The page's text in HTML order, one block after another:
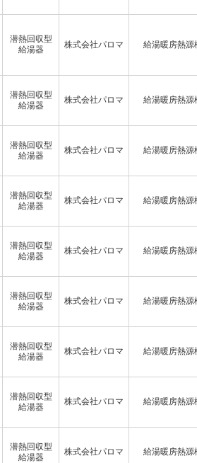
潜熱回収型
給湯器
株式会社パロマ 給湯暖房熱源
潜熱回収型
給湯器
株式会社パロマ 給湯暖房熱源
潜熱回収型
給湯器
株式会社パロマ 給湯暖房熱源
潜熱回収型
給湯器
株式会社パロマ 給湯暖房熱源
潜熱回収型
給湯器
株式会社パロマ 給湯暖房熱源
潜熱回収型
給湯器
株式会社パロマ 給湯暖房熱源
潜熱回収型
給湯器
株式会社パロマ 給湯暖房熱源
潜熱回収型
給湯器
株式会社パロマ 給湯暖房熱源
潜熱回収型
給湯器
株式会社パロマ 給湯暖房熱源